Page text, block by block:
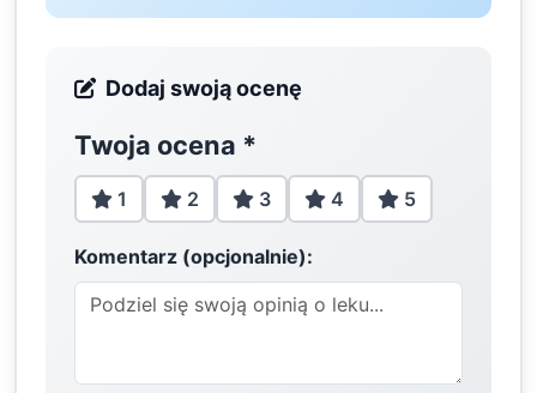
Dodaj swoją ocenę
Twoja ocena *
1 2 3 4 5
Komentarz (opcjonalnie):